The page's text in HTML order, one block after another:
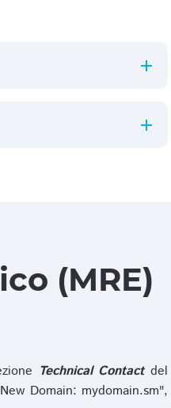
(MRE)
Technical Contactdel
Domain: mydomain.sm",